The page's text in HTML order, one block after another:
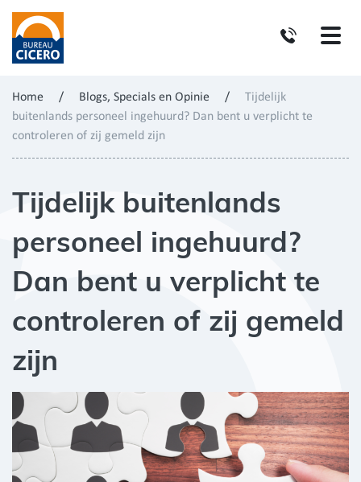
Home / Blogs, Specials en Opinie /
Tijdelijk
buitenlands personeel ingehuurd? Dan bent u verplicht te
controleren of zij gemeld zijn
Tijdelijk buitenlands
personeel ingehuurd?
Dan bent u verplicht te
controleren of zij gemeld
zijn